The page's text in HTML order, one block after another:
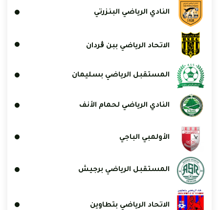
النادي الرياضي البنزرتي
الاتحاد الرياضي ببن ڨردان
المستقبل الرياضي بسليمان
النادي الرياضي لحمام الأنف
الأولمبي الباجي
المستقبل الرياضي برجيش
الاتحاد الرياضي بتطاوين